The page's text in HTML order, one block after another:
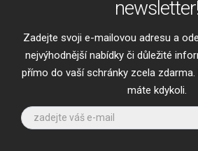
newsletter!
Zadejte svoji e-mailovou adresu a
nejvýhodnější nabídky či důležité
přímo do vaší schránky zcela
máte kdykoli.